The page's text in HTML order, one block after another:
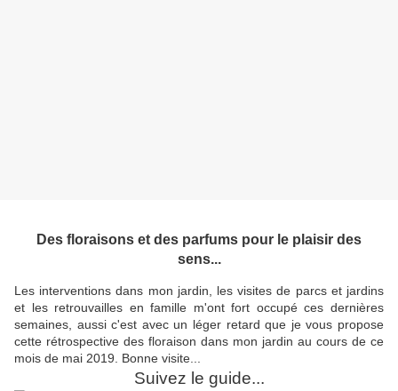
Des floraisons et des parfums pour le plaisir des
sens...
Les interventions dans mon jardin, les visites de parcs et jardins
et les retrouvailles en famille m'ont fort occupé ces dernières
semaines, aussi c'est avec un léger retard que je vous propose
cette rétrospective des floraison dans mon jardin au cours de ce
mois de mai 2019. Bonne visite...
Suivez le guide...